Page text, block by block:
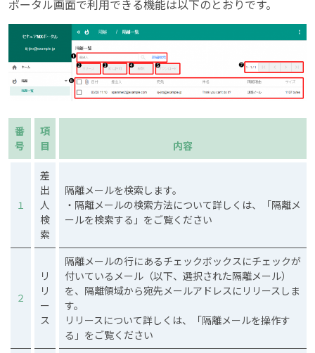
ポータル画面で利用できる機能は以下のとおりです。
番
号
項
目
内容
１
差
出
人
検
索
隔離メールを検索します。
・隔離メールの検索方法について詳しくは、「隔離メ
ールを検索する」をご覧ください
２
リ
リ
ー
ス
隔離メールの行にあるチェックボックスにチェックが
付いているメール（以下、選択された隔離メール）
を、隔離領域から宛先メールアドレスにリリースしま
す。
リリースについて詳しくは、「隔離メールを操作す
る」をご覧ください